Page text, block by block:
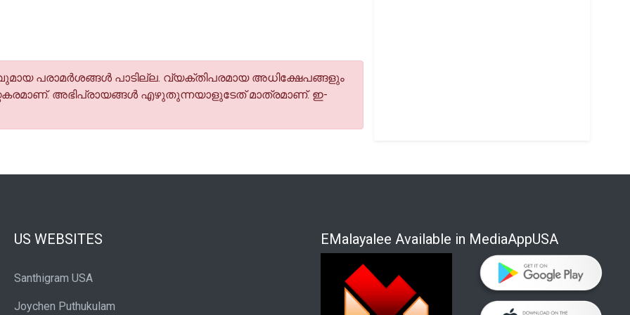
പരാമര്‍ശങ്ങള്‍ പാടില്ല. വ്യക്തിപരമായ അധിക്ഷേപങ്ങളും
അഭിപ്രായങ്ങള്‍ എഴുതുന്നയാളുടേത് മാത്രമാണ്. ഇ-
US WEBSITES
Santhigram USA
Joychen Puthukulam
EMalayalee Available in MediaAppUSA